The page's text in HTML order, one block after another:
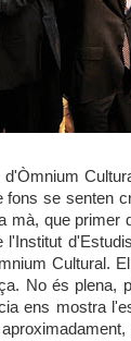
se senten
mà, que primer
l'Institut
Cultural.
No és plena,
ens mostra